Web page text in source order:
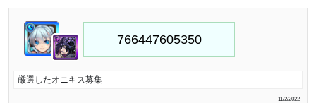
厳選したオニキス募集
11/2/2022